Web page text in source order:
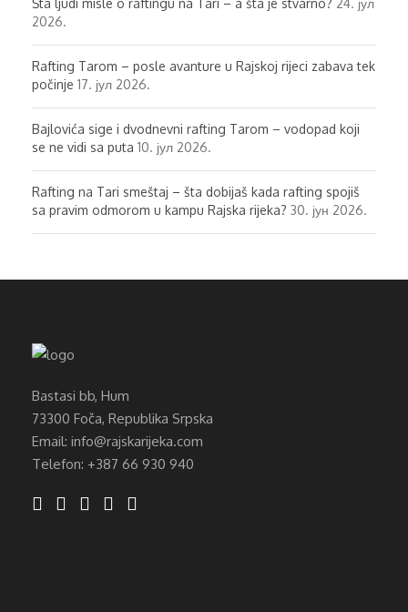
2026.
Rafting Tarom – posle avanture u Rajskoj rijeci zabava tek
počinje 17. јул 2026.
Bajlovića sige i dvodnevni rafting Tarom – vodopad koji
se ne vidi sa puta 10. јул 2026.
Rafting na Tari smeštaj – šta dobijaš kada rafting spojiš
sa pravim odmorom u kampu Rajska rijeka? 30. јун 2026.
Bastasi bb, Hum
73300 Foča, Republika Srpska
Email: info@rajskarijeka.com
Telefon: +387 66 930 940